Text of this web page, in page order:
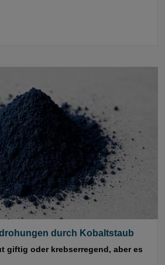
durch Kobaltstaub
giftig oder krebserregend, aber es